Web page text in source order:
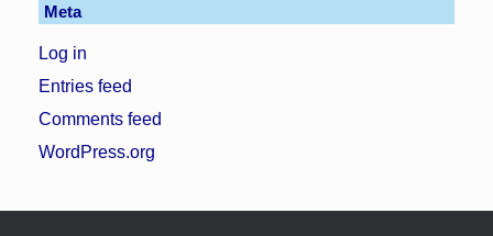
Meta
Log in
Entries feed
Comments feed
WordPress.org